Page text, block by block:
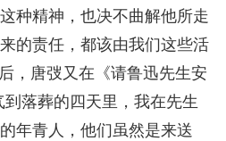
种精神，也决不曲解他所走
的责任，都该由我们这些活
，唐弢又在《请鲁迅先生安
落葬的四天里，我在先生
年青人，他们虽然是来送